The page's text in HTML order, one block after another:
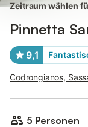
Zeitraum wählen
Pinnetta
9,1
Codrongianos,
5 Personen